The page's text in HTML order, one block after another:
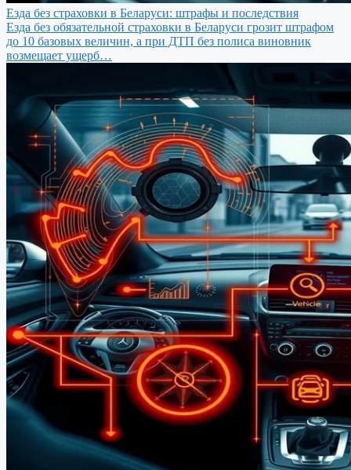
Езда без страховки в Беларуси: штрафы и последствия
Езда без обязательной страховки в Беларуси грозит штрафом
до 10 базовых величин, а при ДТП без полиса виновник
возмещает ущерб…